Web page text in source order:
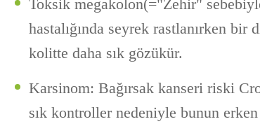
Toksik megakolon(="Zehir"
hastalığında seyrek rastlanırken
kolitte daha sık gözükür.
Karsinom: Bağırsak kanseri riski
sık kontroller nedeniyle bunun